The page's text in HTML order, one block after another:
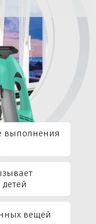
выполнения
вещей